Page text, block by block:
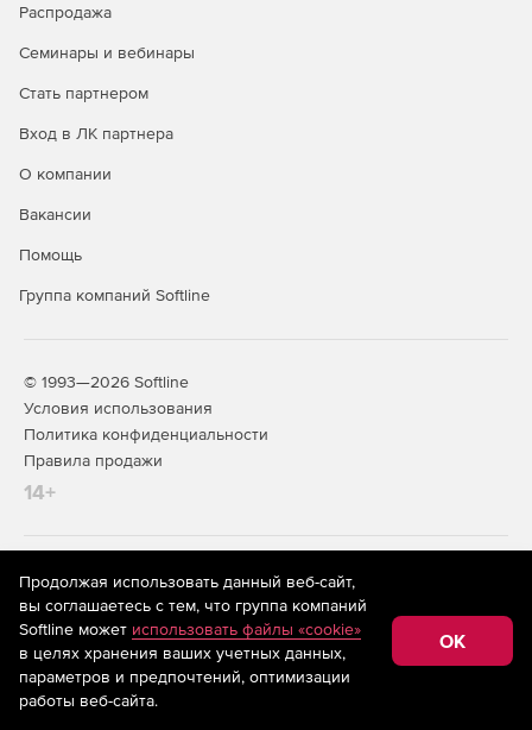
Распродажа
Семинары и вебинары
Стать партнером
Вход в ЛК партнера
О компании
Вакансии
Помощь
Группа компаний Softline
© 1993—2026 Softline
Условия использования
Политика конфиденциальности
Правила продажи
14+
На информационном ресурсе store.softline.ru применяются
рекомендательные технологии
(информационные технологии
предоставления информации на основе сбора,
систематизации и анализа сведений, относящихся к
предпочтениям пользователей сети «Интернет»,
находящихся на территории Российской Федерации)
Продолжая использовать данный веб-сайт,
вы соглашаетесь с тем, что группа компаний
Softline может использовать файлы «cookie»
в целях хранения ваших учетных данных,
параметров и предпочтений, оптимизации
работы веб-сайта.
OK